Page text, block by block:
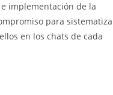
implementación de la
para
en los chats de cada